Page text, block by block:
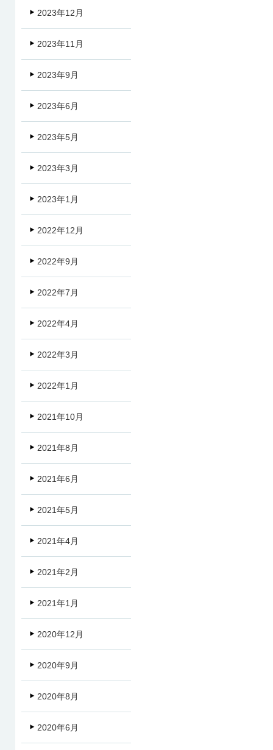
2023年12月
2023年11月
2023年9月
2023年6月
2023年5月
2023年3月
2023年1月
2022年12月
2022年9月
2022年7月
2022年4月
2022年3月
2022年1月
2021年10月
2021年8月
2021年6月
2021年5月
2021年4月
2021年2月
2021年1月
2020年12月
2020年9月
2020年8月
2020年6月